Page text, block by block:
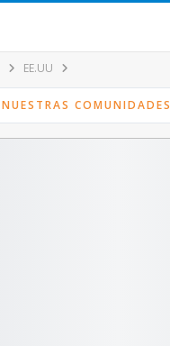
EE.UU
NUESTRAS COMUNIDADES